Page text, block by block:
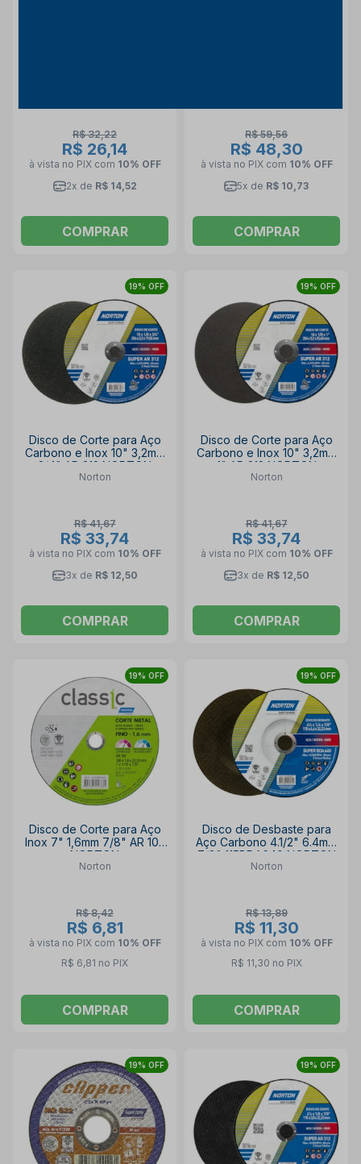
R$ 32,22
R$ 26,14
à vista no PIX com 10% OFF
2x de R$ 14,52
COMPRAR
R$ 59,56
R$ 48,30
à vista no PIX com 10% OFF
5x de R$ 10,73
COMPRAR
19% OFF
Disco de Corte para Aço
Carbono e Inox 10" 3,2mm
3/4" AR 312 NORTON
Norton
R$ 41,67
R$ 33,74
à vista no PIX com 10% OFF
3x de R$ 12,50
COMPRAR
19% OFF
Disco de Corte para Aço
Carbono e Inox 10" 3,2mm
1" AR 312 NORTON
Norton
R$ 41,67
R$ 33,74
à vista no PIX com 10% OFF
3x de R$ 12,50
COMPRAR
19% OFF
Disco de Corte para Aço
Inox 7" 1,6mm 7/8" AR 102
NORTON
Norton
R$ 8,42
R$ 6,81
à vista no PIX com 10% OFF
R$ 6,81 no PIX
COMPRAR
19% OFF
Disco de Desbaste para
Aço Carbono 4.1/2" 6.4mm
7/8" 115BDA640 NORTON
Norton
R$ 13,89
R$ 11,30
à vista no PIX com 10% OFF
R$ 11,30 no PIX
COMPRAR
19% OFF 19% OFF